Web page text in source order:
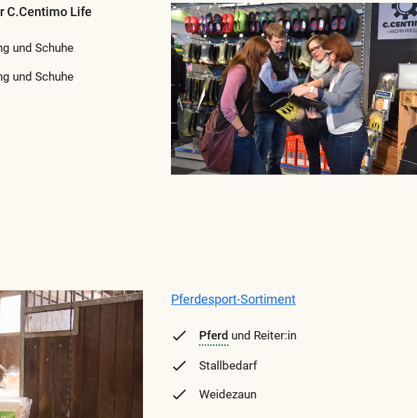
C.Centimo Life
und Schuhe
und Schuhe
Pferdesport-Sortiment
Pferd und Reiter:in
Stallbedarf
Weidezaun